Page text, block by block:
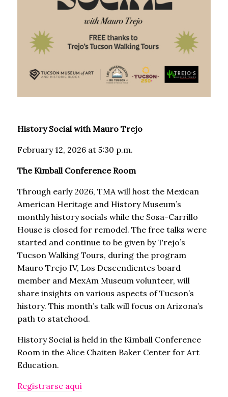
History Social with Mauro Trejo
February 12, 2026 at 5:30 p.m.
The Kimball Conference Room
Through early 2026, TMA will host the Mexican
American Heritage and History Museum’s
monthly history socials while the Sosa-Carrillo
Houseis closed for remodel. The free talks were
started and continue to be given by Trejo’s
Tucson Walking Tours, during the program
Mauro Trejo IV, Los Descendientes board
member and MexAm Museum volunteer, will
share insights on various aspects of Tucson’s
history. This month’s talk will focus on Arizona’s
path to statehood.
History Social is held in the Kimball Conference
Room in the Alice Chaiten Baker Center for Art
Education.
Registrarse aquí